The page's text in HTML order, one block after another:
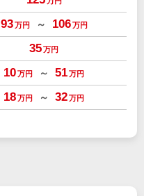
93 万円 ～ 106 万円
35万円
10万円 ～ 51万円
18万円 ～ 32万円